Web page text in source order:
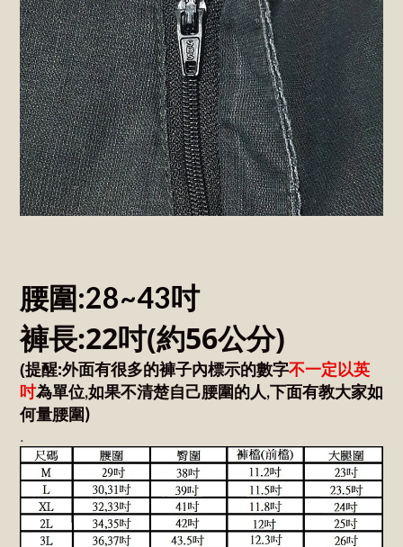
腰圍:28~43吋
褲長:22吋(約56公分)
(提醒:外面有很多的褲子內標示的數字不一定以英
吋為單位,如果不清楚自己腰圍的人,下面有教大家如
何量腰圍)
.